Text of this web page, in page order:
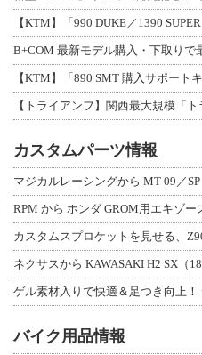
【KTM】「990 DUKE／1390
【KTM】「890 SMT 購入サポート
カスタムパーツ情報
ネクサスから KAWASAKI H2 SX（
バイク用品情報